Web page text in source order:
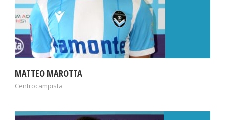
MATTEO MAROTTA
Centrocampista